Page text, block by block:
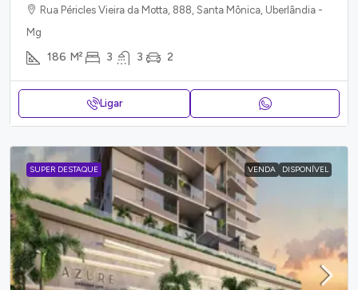
Rua Péricles Vieira da Motta, 888, Santa Mônica, Uberlândia -
Mg
186 M² 3 3 2
Ligar
SUPER DESTAQUE VENDA DISPONÍVEL